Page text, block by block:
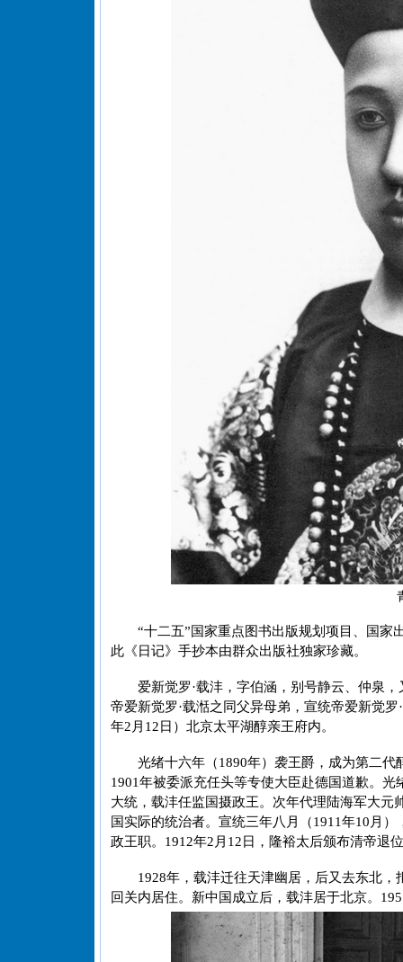
“十二五”国家重点图书出版规划项目、国家
此《日记》手抄本由群众出版社独家珍藏。
爱新觉罗·载沣，字伯涵，别号静云、仲泉
帝爱新觉罗·载湉之同父异母弟，宣统帝爱新觉
年2月12日）北京太平湖醇亲王府内。
光绪十六年（1890年）袭王爵，成为第二
1901年被委派充任头等专使大臣赴德国道歉。
大统，载沣任监国摄政王。次年代理陆海军大元
国实际的统治者。宣统三年八月（1911年10月
政王职。1912年2月12日，隆裕太后颁布清帝退
1928年，载沣迁往天津幽居，后又去东北
回关内居住。新中国成立后，载沣居于北京。